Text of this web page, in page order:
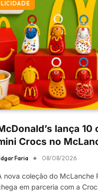
lança 10
Crocs no
Faria 08/08/2026
nova coleção do McLanche
em parceria com a